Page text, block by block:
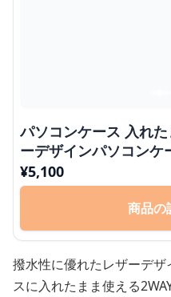
パソコンケース 入れ
ーデザインパソコンケ
勤 通学 出張 リモート
¥5,100
商品の
撥水性に優れたレザーデ
スに入れたまま使える